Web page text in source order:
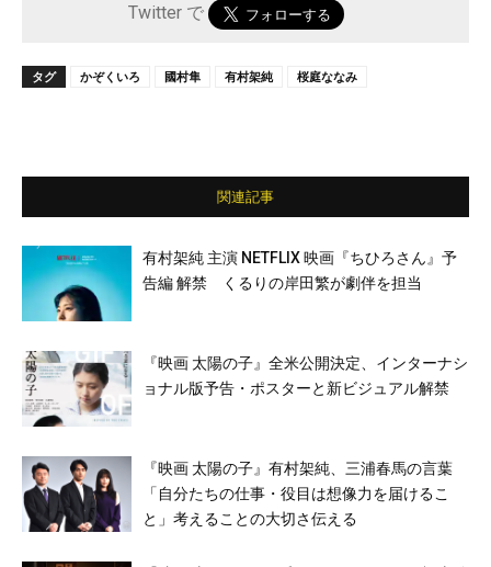
Twitter で
タグ かぞくいろ 國村隼 有村架純 桜庭ななみ
関連記事
有村架純 主演 NETFLIX 映画『ちひろさん』予
告編 解禁 くるりの岸田繁が劇伴を担当
『映画 太陽の子』全米公開決定、インターナシ
ョナル版予告・ポスターと新ビジュアル解禁
『映画 太陽の子』有村架純、三浦春馬の言葉
「自分たちの仕事・役目は想像力を届けるこ
と」考えることの大切さ伝える